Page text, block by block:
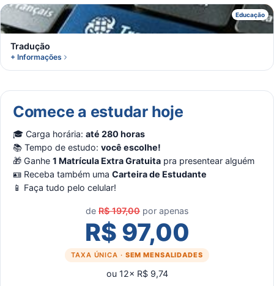
Educação
T
Tradução
+ Informações
Comece a estudar hoje
🎓 Carga horária: até 280 horas
📚 Tempo de estudo: você escolhe!
🎁 Ganhe 1 Matrícula Extra Gratuita pra presentear alguém
🪪 Receba também uma Carteira de Estudante
📱 Faça tudo pelo celular!
de R$ 197,00 por apenas
R$ 97,00
TAXA ÚNICA · SEM MENSALIDADES
ou 12× R$ 9,74